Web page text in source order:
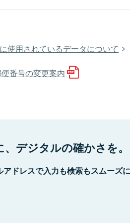
使用されているデータについて
番号の変更案内
、デジタルの確かさを。
アドレスで入力も検索もスムーズ